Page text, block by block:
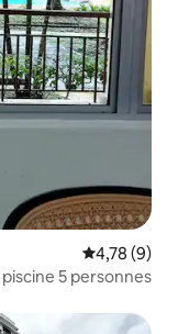
Évaluation
4,78 (9)
5 personnes